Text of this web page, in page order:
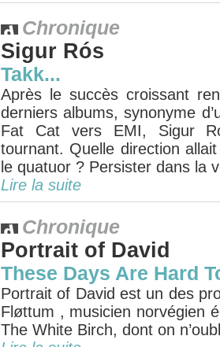
Chronique
Sigur Rós
Takk...
Après le succès croissant
derniers albums, synonyme
Fat Cat vers EMI, Sigur
tournant. Quelle direction
le quatuor ? Persister dans la
Lire la suite
Chronique
Portrait of David
These Days Are Hard
Portrait of David est un des
Fløttum , musicien norvégien
The White Birch, dont on